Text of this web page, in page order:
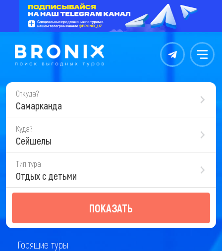
Контакты Меню
Откуда?
Самарканда
Куда?
Сейшелы
Тип тура
Отдых с детьми
ПОКАЗАТЬ
Горящие туры